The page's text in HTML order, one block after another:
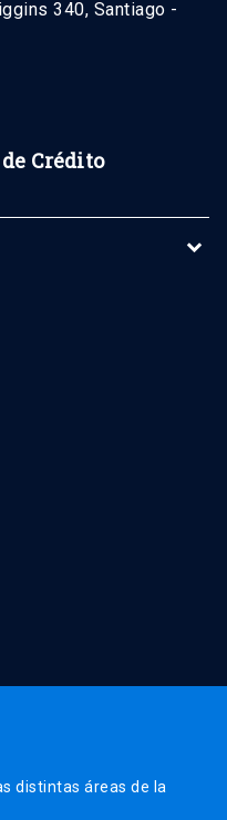
340, Santiago -
Crédito
distintas áreas de la